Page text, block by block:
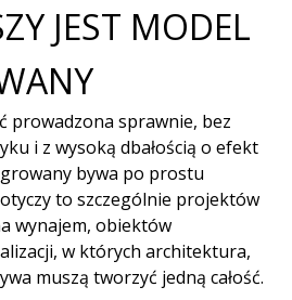
JEST MODEL
prowadzona sprawnie, bez
i z wysoką dbałością o efekt
bywa po prostu
to szczególnie projektów
wynajem, obiektów
w których architektura,
muszą tworzyć jedną całość.